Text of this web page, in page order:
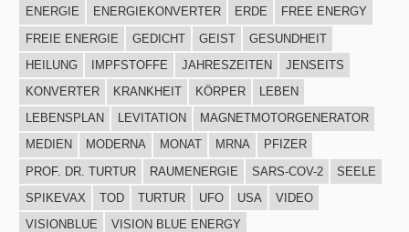
ENERGIE
ENERGIEKONVERTER ERDE
FREE ENERGY
FREIE ENERGIE
GEDICHT GEIST
GESUNDHEIT
HEILUNG
IMPFSTOFFE JAHRESZEITEN
JENSEITS
KONVERTER
KRANKHEIT KÖRPER
LEBEN
LEBENSPLAN
LEVITATION
MAGNETMOTORGENERATOR
MEDIEN
MODERNA MONAT MRNA
PFIZER
PROF. DR. TURTUR
RAUMENERGIE SARS-COV-2
SEELE
SPIKEVAX
TOD TURTUR UFO USA
VIDEO
VISIONBLUE
VISION BLUE ENERGY